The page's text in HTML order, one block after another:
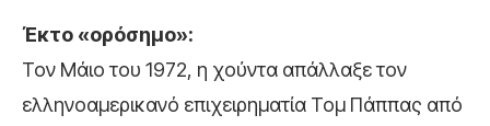
Έκτο «ορόσημο»:
Τον Μάιο του 1972, η χούντα απάλλαξε τον
ελληνοαμερικανό επιχειρηματία Τομ Πάππας από